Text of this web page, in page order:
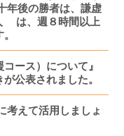
年後の勝者は、謙虚
は、週８時間以上
ース）について』
公表されました。
考えて活用しましょ